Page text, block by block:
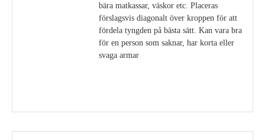
bära matkassar, väskor etc. Placeras
förslagsvis diagonalt över kroppen för att
fördela tyngden på bästa sätt. Kan vara bra
för en person som saknar, har korta eller
svaga armar